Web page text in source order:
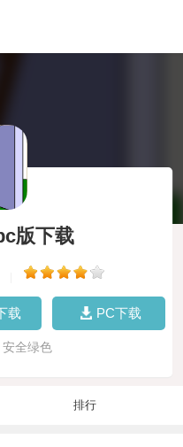
版下载
载 PC下载
全绿色
排行